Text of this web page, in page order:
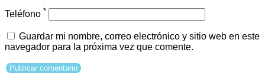
Teléfono *
Guardar mi nombre, correo electrónico y sitio web en este
navegador para la próxima vez que comente.